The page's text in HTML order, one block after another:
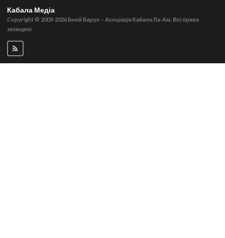
Кабала Медіа
Copyright © 2003-2026 Бней Барух – Асоціація Кабала Ла-Ам, Всі права
захищені